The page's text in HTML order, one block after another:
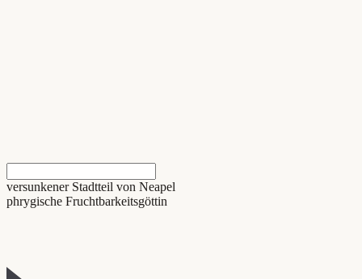
versunkener Stadtteil von Neapel
phrygische Fruchtbarkeitsgöttin